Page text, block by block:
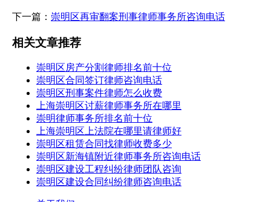
下一篇： 崇明区再审翻案刑事律师事务所咨询电话
相关文章推荐
崇明区房产分割律师排名前十位
崇明区合同签订律师咨询电话
崇明区刑事案件律师怎么收费
上海崇明区讨薪律师事务所在哪里
崇明律师事务所排名前十位
上海崇明区上法院在哪里请律师好
崇明区租赁合同找律师收费多少
崇明区新海镇附近律师事务所咨询电话
崇明区建设工程纠纷律师团队咨询
崇明区建设合同纠纷律师咨询电话